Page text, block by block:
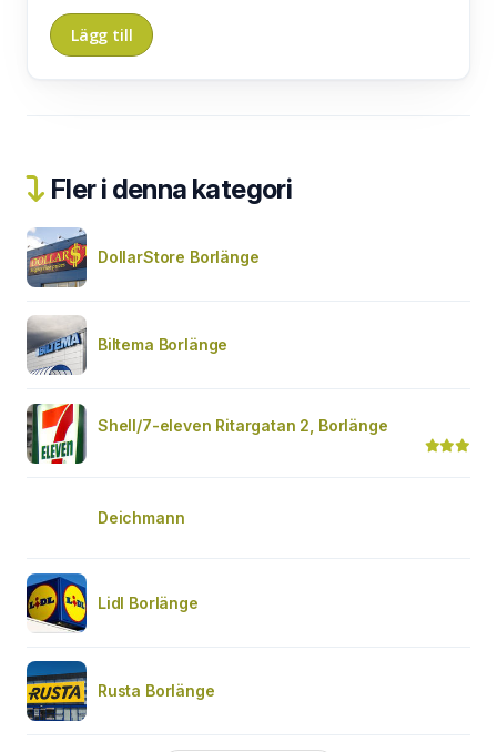
Fler i denna kategori
DollarStore Borlänge
Biltema Borlänge
Shell/7-eleven Ritargatan 2, Borlänge
Deichmann
Lidl Borlänge
Rusta Borlänge